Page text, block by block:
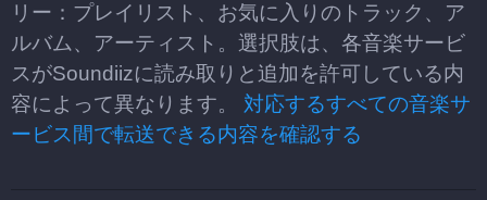
リー：プレイリスト、お気に入りのトラック、ア
ルバム、アーティスト。選択肢は、各音楽サービ
スがSoundiizに読み取りと追加を許可している内
容によって異なります。 対応するすべての音楽サ
ービス間で転送できる内容を確認する